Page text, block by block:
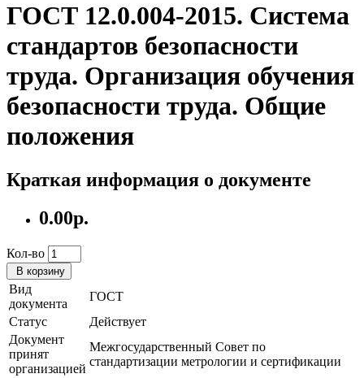
ГОСТ 12.0.004-2015. Система
стандартов безопасности
труда. Организация обучения
безопасности труда. Общие
положения
Краткая информация о документе
0.00р.
Кол-во
В корзину
Вид
документа
ГОСТ
Статус
Действует
Документ
принят
организацией
Межгосударственный Совет по
стандартизации метрологии и сертификации